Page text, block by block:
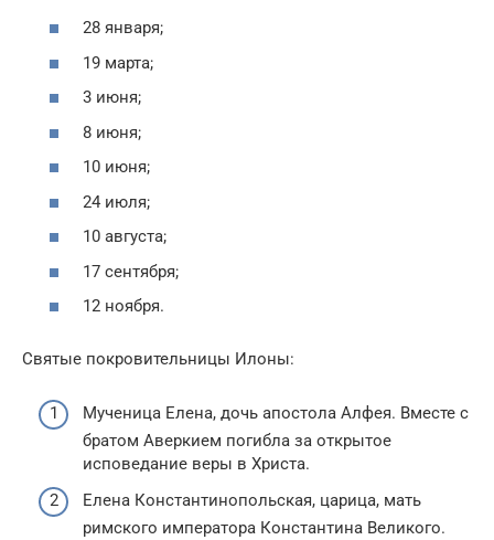
28 января;
19 марта;
3 июня;
8 июня;
10 июня;
24 июля;
10 августа;
17 сентября;
12 ноября.
Святые покровительницы Илоны:
Мученица Елена, дочь апостола Алфея. Вместе с
братом Аверкием погибла за открытое
исповедание веры в Христа.
Елена Константинопольская, царица, мать
римского императора Константина Великого.